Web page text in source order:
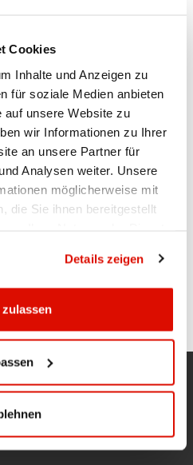
Cookies
Inhalte und Anzeigen zu
für soziale Medien anbieten
auf unsere Website zu
wir Informationen zu Ihrer
an unsere Partner für
Analysen weiter. Unsere
möglicherweise mit
die Sie ihnen bereitgestellt
Details zeigen
Appenzeller
Freitag, 1. November
Feiertages
Der
jedoch zu den
unter 071 788 88 23